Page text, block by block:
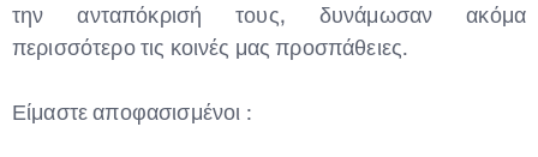
την ανταπόκρισή τους, δυνάμωσαν ακόμα
περισσότερο τις κοινές μας προσπάθειες.
Είμαστε αποφασισμένοι :